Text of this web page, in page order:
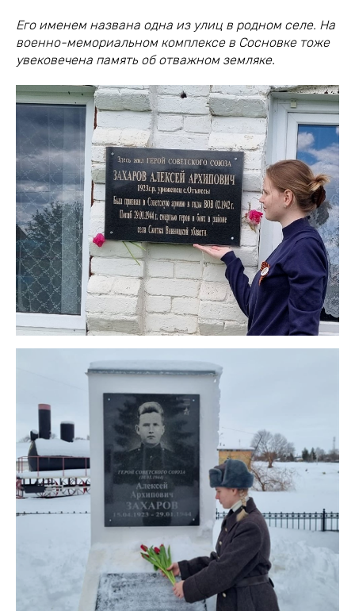
Его именем названа одна из улиц в родном селе. На
военно-мемориальном комплексе в Сосновке тоже
увековечена память об отважном земляке.